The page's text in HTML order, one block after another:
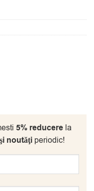
5% reducere la
noutăţiperiodic!